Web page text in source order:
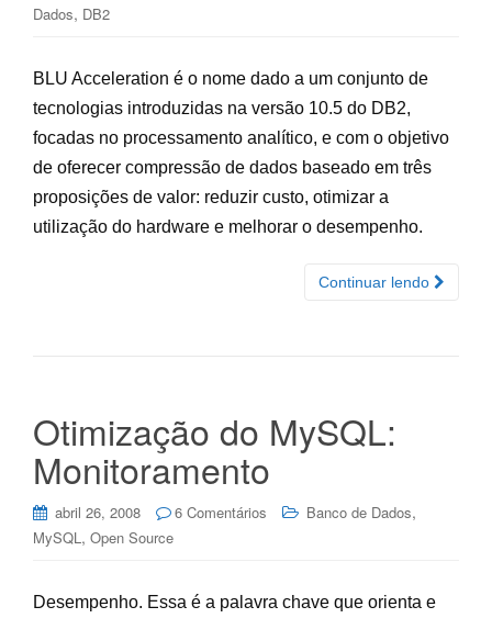
Dados, DB2
BLU Acceleration é o nome dado a um conjunto de
tecnologias introduzidas na versão 10.5 do DB2,
focadas no processamento analítico, e com o objetivo
de oferecer compressão de dados baseado em três
proposições de valor: reduzir custo, otimizar a
utilização do hardware e melhorar o desempenho.
Continuar lendo
Otimização do MySQL:
Monitoramento
abril 26, 2008 6 Comentários Banco de Dados,
MySQL, Open Source
Desempenho. Essa é a palavra chave que orienta e